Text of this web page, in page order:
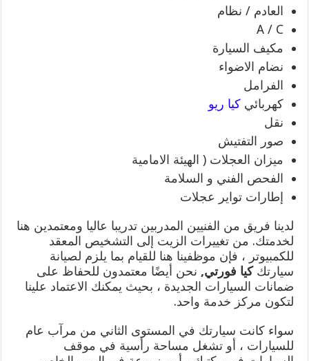
العادم / نظام
A / C
مكيف السيارة
نضام الاضواء
الفرامل
كهربائيكيا ريو
نقل
صور التفتيش
ميزان العجلات ( الهيئة الامامية
الفحص الفني و السلامة
إطارات تواير عجلات
لدينا فريق من الفنيين المدربين تدريبا عاليا ومعتمدين هنا
لخدمتك. من تغييرات الزيت إلى التشخيص المعقد
للكمبيوتر ، فإن موظفينا هنا للقيام بما يلزم لصيانة
سيارتككيا فورتي, نحن أيضًا معتمدون للحفاظ على
ضمانات السيارات الجديدة ، بحيث يمكنك الاعتماد علينا
لتكون مركز خدمة واحد.
سواء كانت سيارتك في المستوى الثاني من مرآب عام
للسيارات ، أو تشغل مساحة رأسية في موقف